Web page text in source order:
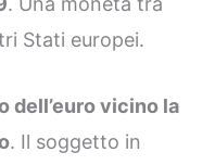
Stati europei.
dell’euro vicino la
. Il soggetto in